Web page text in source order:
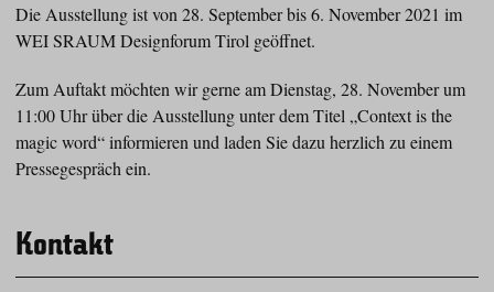
Die Ausstellung ist von 28. September bis 6. November 2021 im
WEI SRAUM Designforum Tirol geöffnet.
Zum Auftakt möchten wir gerne am Dienstag, 28. November um
11:00 Uhr über die Ausstellung unter dem Titel „Context is the
magic word“ informieren und laden Sie dazu herzlich zu einem
Pressegespräch ein.
Kontakt